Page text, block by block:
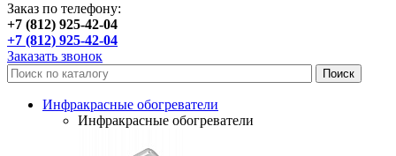
Заказ по телефону:
+7 (812) 925-42-04
+7 (812) 925-42-04
Заказать звонок
Инфракрасные обогреватели
Инфракрасные обогреватели